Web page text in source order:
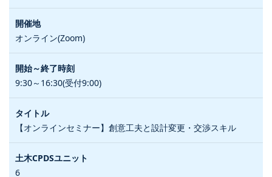
オンライン(Zoom)
9:30～16:30(受付9:00)
【オンラインセミナー】創意工夫と設計変更・交渉スキル
6